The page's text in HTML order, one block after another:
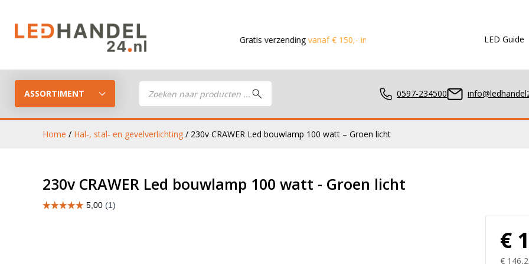
Gratis verzending vanaf € 150,- in de Benelux Dezelfde
LED Guide
ASSORTIMENT
Producten
zoeken 0597-234500
LED Guide
Stel je eigen LED-pakket samen
LED werklampen
Home / Hal-, stal- en gevelverlichting / 230v CRAWER Led bouwlamp 100 watt – Groen licht
230v CRAWER Led bouwlamp 100 watt - Groen licht
€
€